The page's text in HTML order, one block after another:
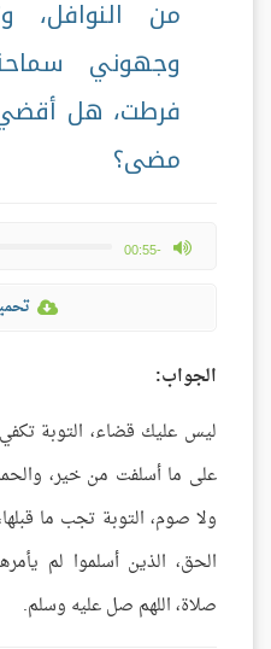
من النوافل،
وجهوني
فرطت، هل أقضي
مضى؟
-00:55
max volume
الجواب:
ليس عليك قضاء، التوبة
على ما أسلفت من خير،
ولا صوم، التوبة تجب ما
الحق، الذين أسلموا لم
صلاة، اللهم صل عليه وسلم.